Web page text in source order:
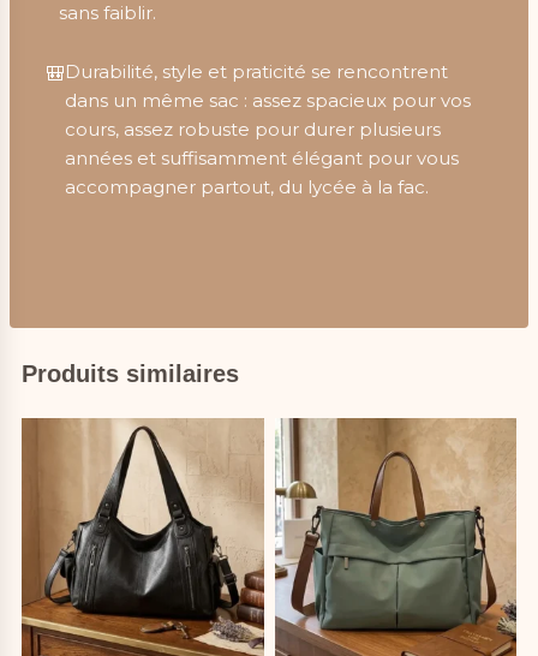
sans faiblir.
🎒Durabilité, style et praticité se rencontrent
dans un même sac : assez spacieux pour vos
cours, assez robuste pour durer plusieurs
années et suffisamment élégant pour vous
accompagner partout, du lycée à la fac.
Produits similaires